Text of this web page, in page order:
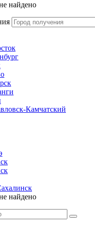
найдено
Камчатский
найдено